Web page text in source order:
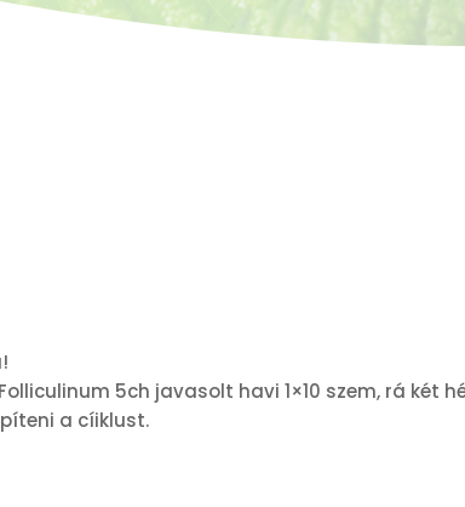
5ch javasolt havi 1×10 szem, rá két
a cíiklust.